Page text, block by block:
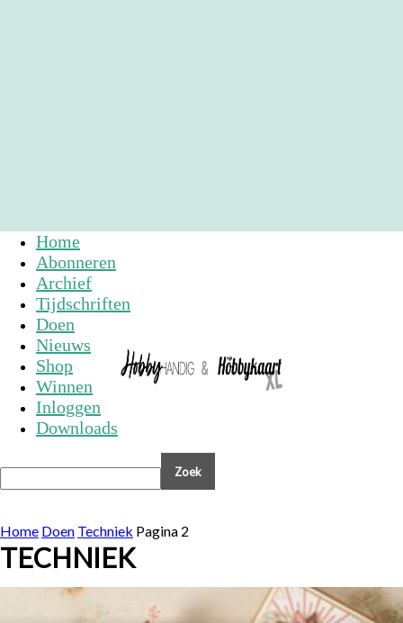
Home
Abonneren
Archief
Tijdschriften
Doen
Nieuws
Shop
Winnen
Inloggen
Downloads
Home Doen Techniek Pagina 2
TECHNIEK